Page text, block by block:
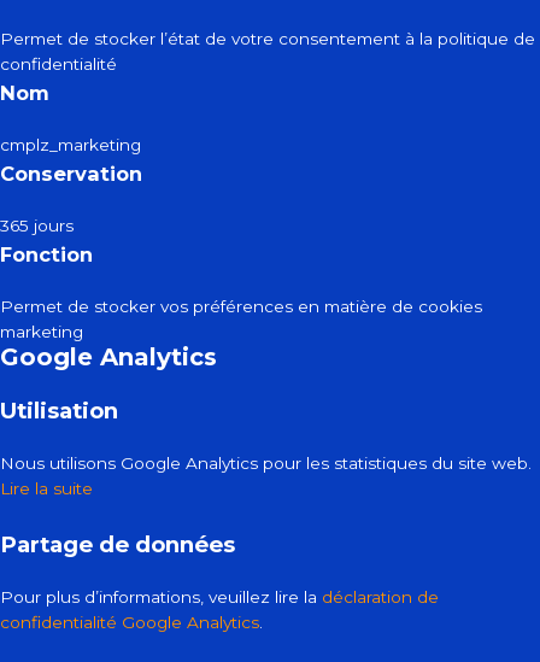
Permet de stocker l’état de votre consentement à la politique de
confidentialité
Nom
cmplz_marketing
Conservation
365 jours
Fonction
Permet de stocker vos préférences en matière de cookies
marketing
Google Analytics
Utilisation
Nous utilisons Google Analytics pour les statistiques du site web.
Lire la suite
Partage de données
Pour plus d’informations, veuillez lire la déclaration de
confidentialité Google Analytics